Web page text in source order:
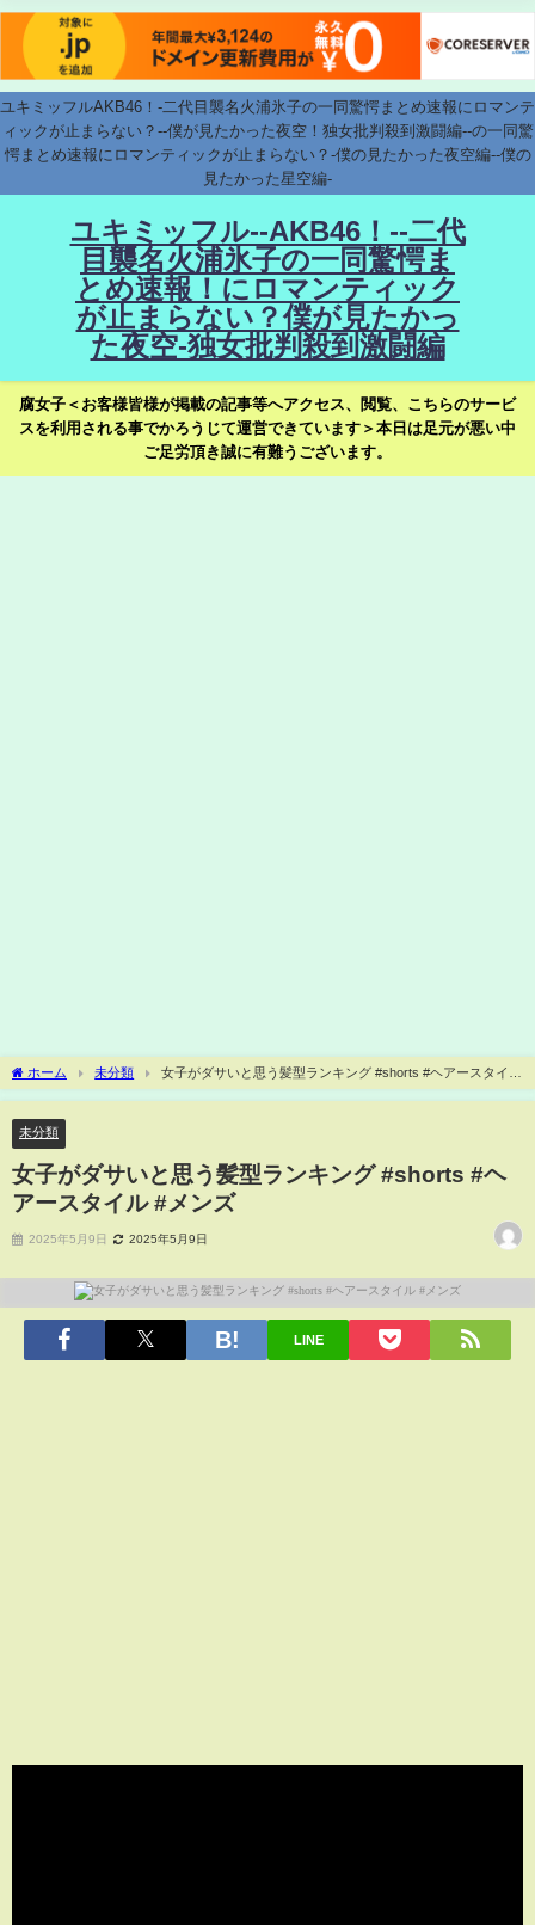
ユキミッフルAKB46！-二代目襲名火浦氷子の一同驚愕まとめ速報にロマンテ
ィックが止まらない？--僕が見たかった夜空！独女批判殺到激闘編--の一同驚
愕まとめ速報にロマンティックが止まらない？-僕の見たかった夜空編--僕の
見たかった星空編-
ユキミッフル--AKB46！--二代
目襲名火浦氷子の一同驚愕ま
とめ速報！にロマンティック
が止まらない？僕が見たかっ
た夜空-独女批判殺到激闘編
腐女子＜お客様皆様が掲載の記事等へアクセス、閲覧、こちらのサービ
スを利用される事でかろうじて運営できています＞本日は足元が悪い中
ご足労頂き誠に有難うございます。
ホーム 未分類
女子がダサいと思う髪型ランキング #shorts #ヘアースタイル
#メンズ
未分類
女子がダサいと思う髪型ランキング #shorts #ヘ
アースタイル #メンズ
2025年5月9日 2025年5月9日
LINE